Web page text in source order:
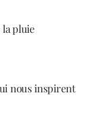
la pluie
nous inspirent